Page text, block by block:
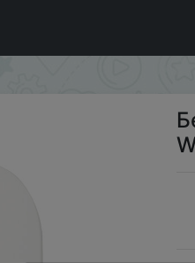
FG12S Panda White/